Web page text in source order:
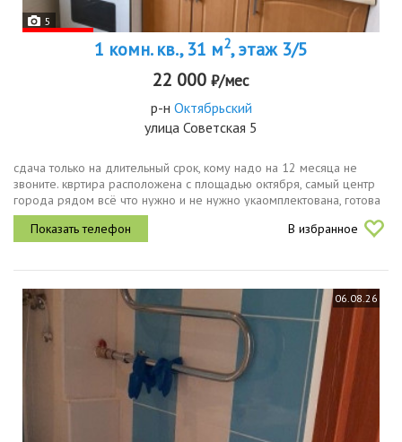
5
1 комн. кв., 31 м2, этаж 3/5
22 000 ₽/мес
р-н Октябрьский
улица Советская 5
сдача только на длительный срок, кому надо на 12 месяца не
звоните. квртира расположена с площадью октября, самый центр
города рядом всё что нужно и не нужно укаомплектована, готова
к заезду и проживанию
В избранное
06.08.26